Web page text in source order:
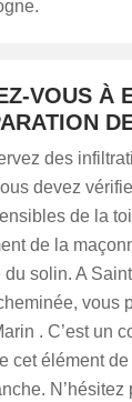
VOUS À
des
devez
de la
de la
du solin. A
vous
. C’est un
cet élément